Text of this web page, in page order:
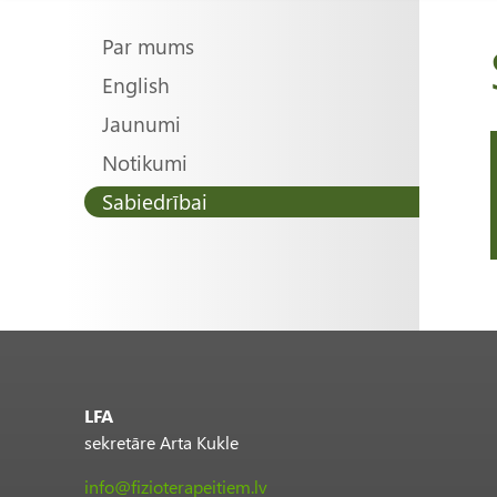
Main
navigation
Par mums
English
Jaunumi
Notikumi
Sabiedrībai
LFA
sekretāre Arta Kukle
info@fizioterapeitiem.lv